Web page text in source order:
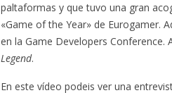
paltaformas y que tuvo una gran
«Game of the Year» de Eurogamer.
en la Game Developers
Legend.
En este vídeo podeis ver una